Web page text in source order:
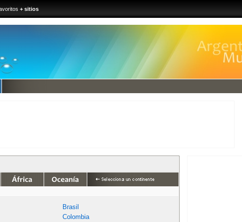
+ sitios
Brasil
Colombia